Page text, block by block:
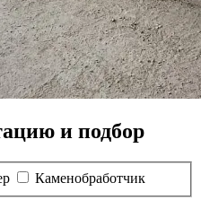
и подбор
Каменобработчик